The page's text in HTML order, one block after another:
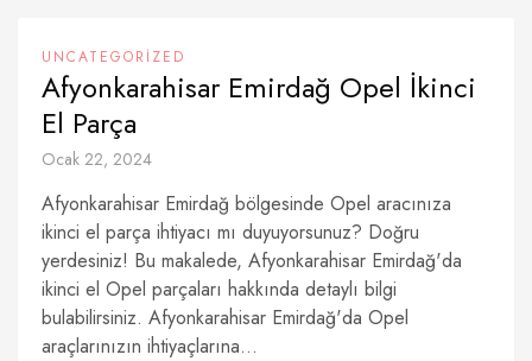
UNCATEGORIZED
Afyonkarahisar Emirdağ Opel İkinci
El Parça
Ocak 22, 2024
Afyonkarahisar Emirdağ bölgesinde Opel aracınıza
ikinci el parça ihtiyacı mı duyuyorsunuz? Doğru
yerdesiniz! Bu makalede, Afyonkarahisar Emirdağ'da
ikinci el Opel parçaları hakkında detaylı bilgi
bulabilirsiniz. Afyonkarahisar Emirdağ'da Opel
araçlarınızın ihtiyaçlarına...